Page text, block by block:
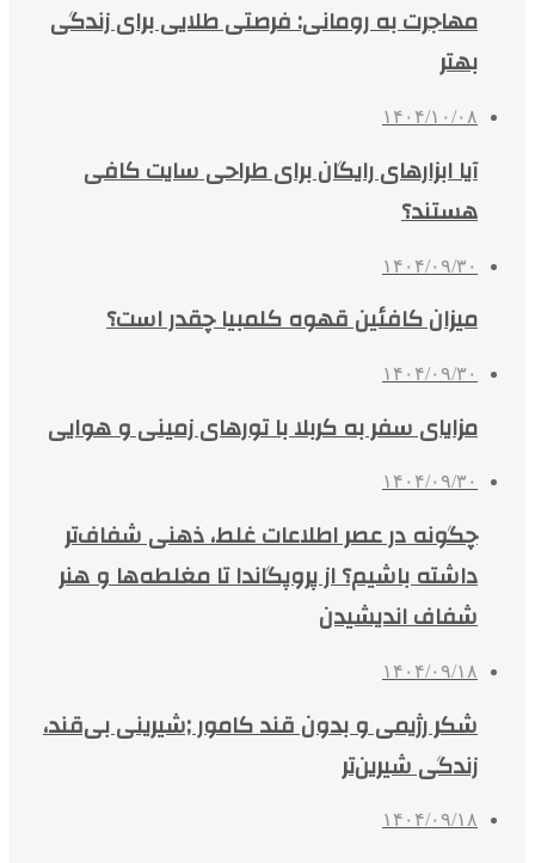
مهاجرت به رومانی: فرصتی طلایی برای زندگی
بهتر
۱۴۰۴/۱۰/۰۸
آیا ابزارهای رایگان برای طراحی سایت کافی
هستند؟
۱۴۰۴/۰۹/۳۰
میزان کافئین قهوه کلمبیا چقدر است؟
۱۴۰۴/۰۹/۳۰
مزایای سفر به کربلا با تورهای زمینی و هوایی
۱۴۰۴/۰۹/۳۰
چگونه در عصر اطلاعات غلط، ذهنی شفاف‌تر
داشته باشیم؟ از پروپگاندا تا مغلطه‌ها و هنر
شفاف اندیشیدن
۱۴۰۴/۰۹/۱۸
شکر رژیمی و بدون قند کامور ;شیرینی بی‌قند،
زندگی شیرین‌تر
۱۴۰۴/۰۹/۱۸